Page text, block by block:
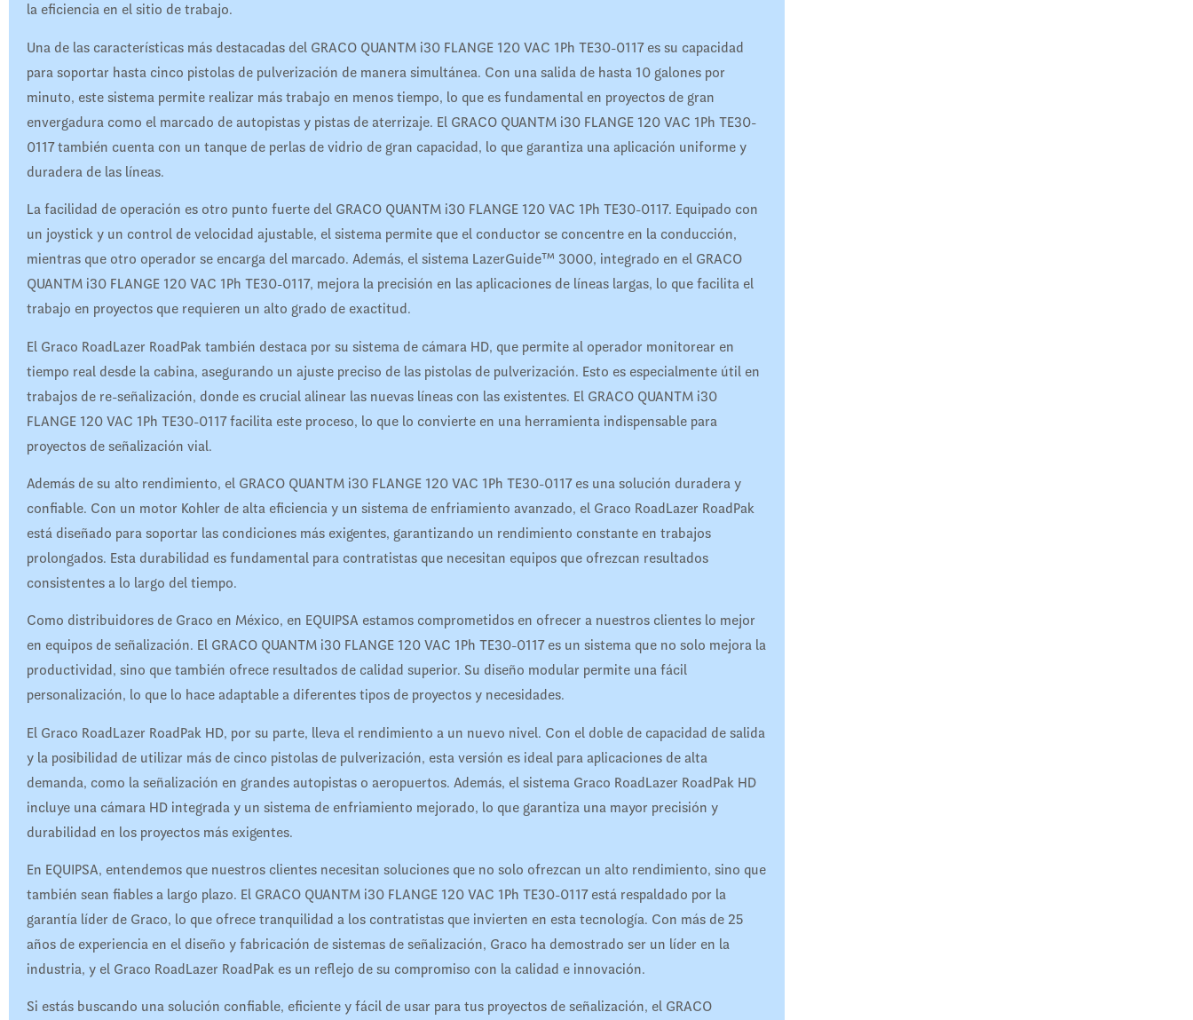
la eficiencia en el sitio de trabajo.
Una de las características más destacadas del GRACO QUANTM i30 FLANGE 120 VAC 1Ph TE30-0117 es su capacidad
para soportar hasta cinco pistolas de pulverización de manera simultánea. Con una salida de hasta 10 galones por
minuto, este sistema permite realizar más trabajo en menos tiempo, lo que es fundamental en proyectos de gran
envergadura como el marcado de autopistas y pistas de aterrizaje. El GRACO QUANTM i30 FLANGE 120 VAC 1Ph TE30-
0117 también cuenta con un tanque de perlas de vidrio de gran capacidad, lo que garantiza una aplicación uniforme y
duradera de las líneas.
La facilidad de operación es otro punto fuerte del GRACO QUANTM i30 FLANGE 120 VAC 1Ph TE30-0117. Equipado con
un joystick y un control de velocidad ajustable, el sistema permite que el conductor se concentre en la conducción,
mientras que otro operador se encarga del marcado. Además, el sistema LazerGuide™ 3000, integrado en el GRACO
QUANTM i30 FLANGE 120 VAC 1Ph TE30-0117, mejora la precisión en las aplicaciones de líneas largas, lo que facilita el
trabajo en proyectos que requieren un alto grado de exactitud.
El Graco RoadLazer RoadPak también destaca por su sistema de cámara HD, que permite al operador monitorear en
tiempo real desde la cabina, asegurando un ajuste preciso de las pistolas de pulverización. Esto es especialmente útil en
trabajos de re-señalización, donde es crucial alinear las nuevas líneas con las existentes. El GRACO QUANTM i30
FLANGE 120 VAC 1Ph TE30-0117 facilita este proceso, lo que lo convierte en una herramienta indispensable para
proyectos de señalización vial.
Además de su alto rendimiento, el GRACO QUANTM i30 FLANGE 120 VAC 1Ph TE30-0117 es una solución duradera y
confiable. Con un motor Kohler de alta eficiencia y un sistema de enfriamiento avanzado, el Graco RoadLazer RoadPak
está diseñado para soportar las condiciones más exigentes, garantizando un rendimiento constante en trabajos
prolongados. Esta durabilidad es fundamental para contratistas que necesitan equipos que ofrezcan resultados
consistentes a lo largo del tiempo.
Como distribuidores de Graco en México, en EQUIPSA estamos comprometidos en ofrecer a nuestros clientes lo mejor
en equipos de señalización. El GRACO QUANTM i30 FLANGE 120 VAC 1Ph TE30-0117 es un sistema que no solo mejora la
productividad, sino que también ofrece resultados de calidad superior. Su diseño modular permite una fácil
personalización, lo que lo hace adaptable a diferentes tipos de proyectos y necesidades.
El Graco RoadLazer RoadPak HD, por su parte, lleva el rendimiento a un nuevo nivel. Con el doble de capacidad de salida
y la posibilidad de utilizar más de cinco pistolas de pulverización, esta versión es ideal para aplicaciones de alta
demanda, como la señalización en grandes autopistas o aeropuertos. Además, el sistema Graco RoadLazer RoadPak HD
incluye una cámara HD integrada y un sistema de enfriamiento mejorado, lo que garantiza una mayor precisión y
durabilidad en los proyectos más exigentes.
En EQUIPSA, entendemos que nuestros clientes necesitan soluciones que no solo ofrezcan un alto rendimiento, sino que
también sean fiables a largo plazo. El GRACO QUANTM i30 FLANGE 120 VAC 1Ph TE30-0117 está respaldado por la
garantía líder de Graco, lo que ofrece tranquilidad a los contratistas que invierten en esta tecnología. Con más de 25
años de experiencia en el diseño y fabricación de sistemas de señalización, Graco ha demostrado ser un líder en la
industria, y el Graco RoadLazer RoadPak es un reflejo de su compromiso con la calidad e innovación.
Si estás buscando una solución confiable, eficiente y fácil de usar para tus proyectos de señalización, el GRACO